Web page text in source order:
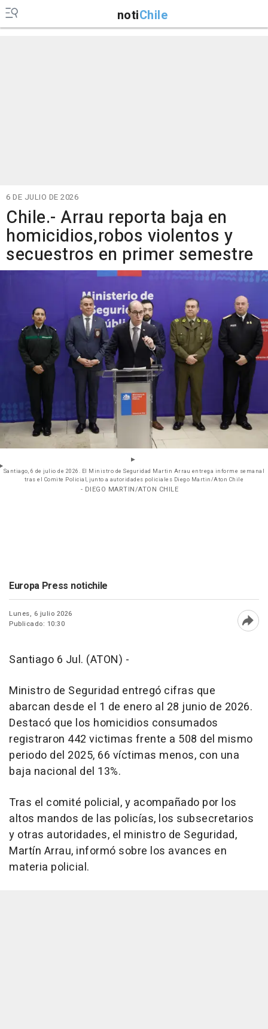
notiChile
6 DE JULIO DE 2026
Chile.- Arrau reporta baja en
homicidios,robos violentos y
secuestros en primer semestre
Santiago, 6 de julio de 2026. El Ministro de Seguridad Martin Arrau entrega informe semanal
tras el Comite Policial, junto a autoridades policiales Diego Martin/Aton Chile
- DIEGO MARTIN/ATON CHILE
Europa Press notichile
Lunes, 6 julio 2026
Publicado: 10:30
Santiago 6 Jul. (ATON) -
Ministro de Seguridad entregó cifras que
abarcan desde el 1 de enero al 28 junio de 2026.
Destacó que los homicidios consumados
registraron 442 victimas frente a 508 del mismo
periodo del 2025, 66 víctimas menos, con una
baja nacional del 13%.
Tras el comité policial, y acompañado por los
altos mandos de las policías, los subsecretarios
y otras autoridades, el ministro de Seguridad,
Martín Arrau, informó sobre los avances en
materia policial.